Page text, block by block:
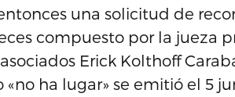
una solicitud de
compuesto por la jueza
Erick Kolthoff
«no ha lugar» se emitió el 5